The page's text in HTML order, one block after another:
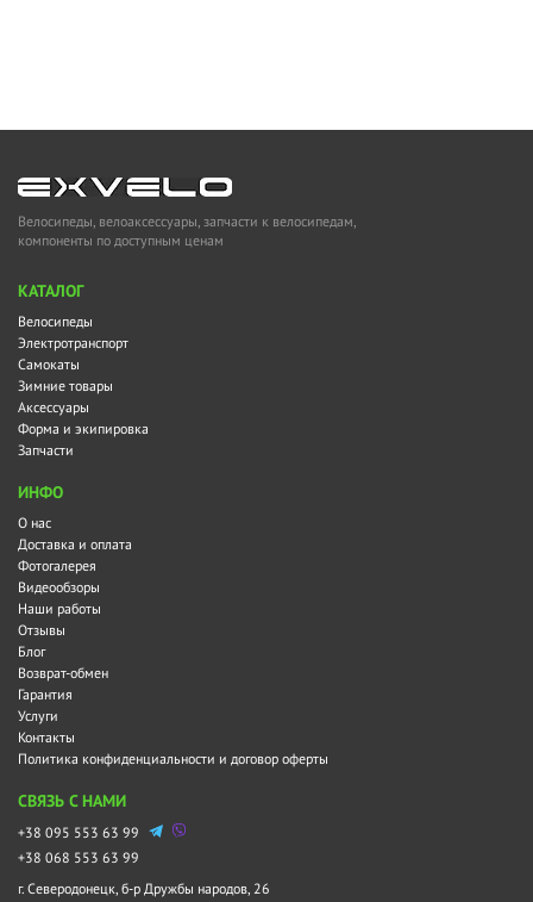
Велосипеды, велоаксессуары, запчасти к велосипедам,
компоненты по доступным ценам
KАТАЛОГ
Велосипеды
Электротранспорт
Самокаты
Зимние товары
Аксессуары
Форма и экипировка
Запчасти
ИНФО
О нас
Доставка и оплата
Фотогалерея
Видеообзоры
Наши работы
Отзывы
Блог
Возврат-обмен
Гарантия
Услуги
Контакты
Политика конфиденциальности и договор оферты
СВЯЗЬ С НАМИ
+38 095 553 63 99
+38 068 553 63 99
г. Северодонецк, б-р Дружбы народов, 26